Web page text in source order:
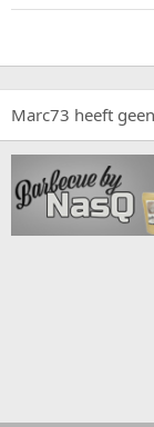
Marc73 heeft